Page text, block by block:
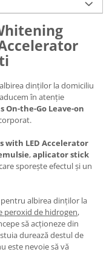
dinților la domiciliu
în atenție
On-the-Go Leave-on
with LED Accelerator
,aplicator stick
sporește efectul și un
albirea dinților la
peroxid de hidrogen,
să acționeze din
durează destul de
este nevoie să vă